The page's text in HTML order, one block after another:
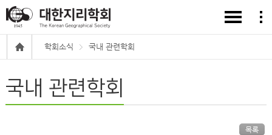
학회소식 국내 관련학회
국내 관련학회
목록